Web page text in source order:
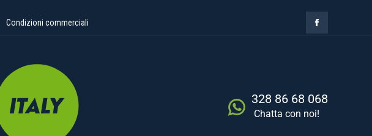
Condizioni commerciali
328 86 68 068
Chatta con noi!
PORTE EDILIZIA